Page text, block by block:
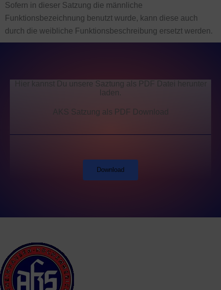
Sofern in dieser Satzung die männliche
Funktionsbezeichnung benutzt wurde, kann diese auch
durch die weibliche Funktionsbeschreibung ersetzt werden.
Hier kannst Du unsere Saztung als PDF Datei herunter
laden.
AKS Satzung als PDF Download
Download